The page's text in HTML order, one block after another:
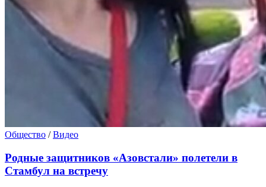
Общество /Видео
Родные защитников «Азовстали» полетели в
Стамбул на встречу